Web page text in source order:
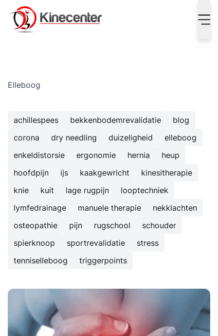
Kinecenter Blog - alles over kinesitherapie
Elleboog
achillespees bekkenbodemrevalidatie
blog
corona
dry needling duizeligheid
elleboog
enkeldistorsie
ergonomie hernia
heup
hoofdpijn
ijs kaakgewricht
kinesitherapie
knie
kuit lage rugpijn
looptechniek
lymfedrainage
manuele therapie
nekklachten
osteopathie
pijn rugschool
schouder
spierknoop
sportrevalidatie
stress
tenniselleboog
triggerpoints